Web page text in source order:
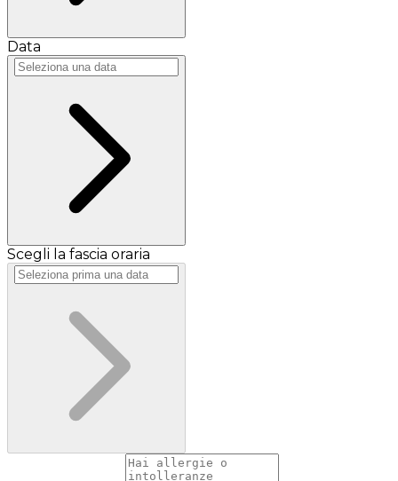
Data
Scegli la fascia oraria